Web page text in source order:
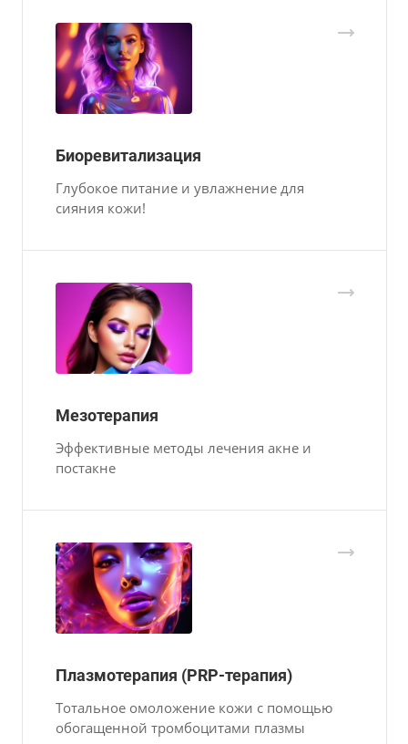
Биоревитализация
Глубокое питание и увлажнение для
сияния кожи!
Мезотерапия
Эффективные методы лечения акне и
постакне
Плазмотерапия (PRP-терапия)
Тотальное омоложение кожи с помощью
обогащенной тромбоцитами плазмы